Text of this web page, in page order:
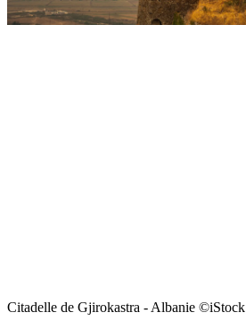
Citadelle de Gjirokastra - Albanie ©iStock